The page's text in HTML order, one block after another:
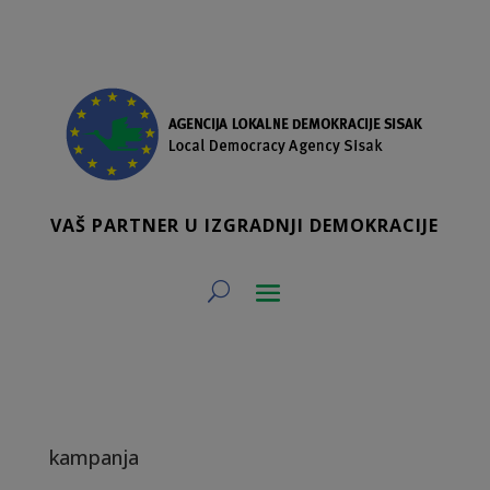
VAŠ PARTNER U IZGRADNJI DEMOKRACIJE
kampanja